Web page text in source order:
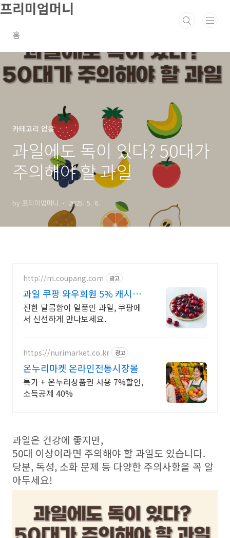
본문 바로가기
프리미엄머니
홈
카테고리 없음
과일에도 독이 있다? 50대가
주의해야 할 과일
by 프리미엄머니 2025. 5. 6.
http://m.coupang.com 광고
과일 쿠팡 와우회원 5% 캐시적
립 혜택
진한 달콤함이 일품인 과일, 쿠팡에
서 신선하게 만나보세요.
https://nurimarket.co.kr 광고
온누리마켓 온라인전통시장몰
특가 + 온누리상품권 사용 7%할인,
소득공제 40%
과일은 건강에 좋지만,
50대 이상이라면 주의해야 할 과일도 있습니다.
당분, 독성, 소화 문제 등 다양한 주의사항을 꼭 알
아두세요!